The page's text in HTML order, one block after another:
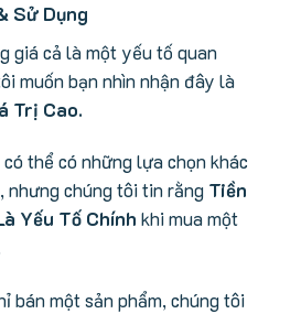
Sử Dụng
giá cả là một yếu tố quan
muốn bạn nhìn nhận đây là
Trị Cao.
thể có những lựa chọn khác
, nhưng chúng tôi tin rằng Tiền
Yếu Tố Chính khi mua một
bán một sản phẩm, chúng tôi